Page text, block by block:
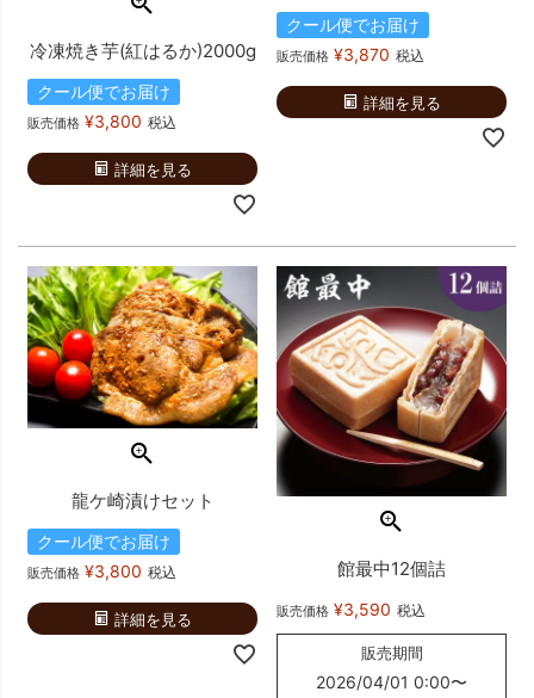
冷凍焼き芋(紅はるか)2000g
クール便でお届け
販売価格 ¥3,800 税込
詳細を見る
クール便でお届け
販売価格 ¥3,870 税込
詳細を見る
龍ケ崎漬けセット
クール便でお届け
販売価格 ¥3,800 税込
詳細を見る
館最中12個詰
販売価格 ¥3,590 税込
販売期間
2026/04/01 0:00〜